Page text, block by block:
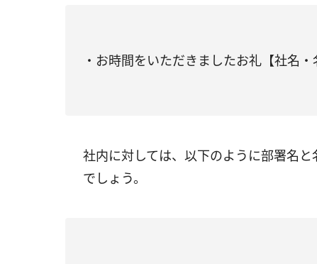
・お時間をいただきましたお礼【社名・
社内に対しては、以下のように部署名
でしょう。